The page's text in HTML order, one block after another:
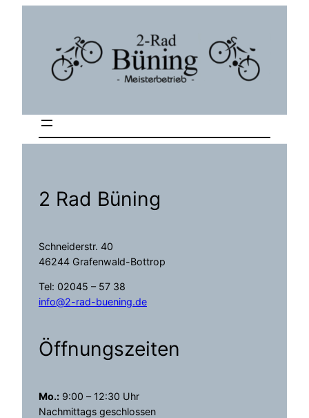
2 Rad Büning
Schneiderstr. 40
46244 Grafenwald-Bottrop
Tel: 02045 – 57 38
info@2-rad-buening.de
Öffnungszeiten
Mo.: 9:00 – 12:30 Uhr
Nachmittags geschlossen